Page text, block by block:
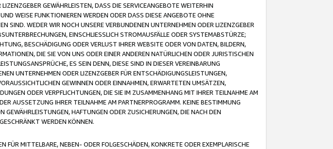
GEWÄHRLEISTEN, DASS DIE SERVICEANGEBOTE WEITERHIN
WEISE FUNKTIONIEREN WERDEN ODER DASS DIESE ANGEBOTE OHNE
SIND. WEDER WIR NOCH UNSERE VERBUNDENEN UNTERNEHMEN ODER LIZENZGEBER
EINSCHLIESSLICH STROMAUSFÄLLE ODER SYSTEMABSTÜRZE;
BESCHÄDIGUNG ODER VERLUST IHRER WEBSITE ODER VON DATEN, BILDERN,
DIE SIE VON UNS ODER EINER ANDEREN NATÜRLICHEN ODER JURISTISCHEN
ES SEIN DENN, DIESE SIND IN DIESER VEREINBARUNG
UNTERNEHMEN ODER LIZENZGEBER FÜR ENTSCHÄDIGUNGSLEISTUNGEN,
GEWINNEN ODER EINNAHMEN, ERWARTETEN UMSÄTZEN,
ODER VERPFLICHTUNGEN, DIE SIE IM ZUSAMMENHANG MIT IHRER TEILNAHME AM
AUSSETZUNG IHRER TEILNAHME AM PARTNERPROGRAMM. KEINE BESTIMMUNG
HAFTUNGEN ODER ZUSICHERUNGEN, DIE NACH DEN
WERDEN KÖNNEN.
MITTELBARE, NEBEN- ODER FOLGESCHÄDEN, KONKRETE ODER EXEMPLARISCHE